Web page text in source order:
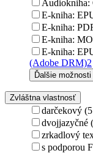
E-kniha:
E-kniha:
E-kniha:
E-kniha:
(Adobe DRM)2
Ďalšie možnosti
Zvláštna vlastnosť
darčekový
dvojjazyčné
zrkadlový
s podporou